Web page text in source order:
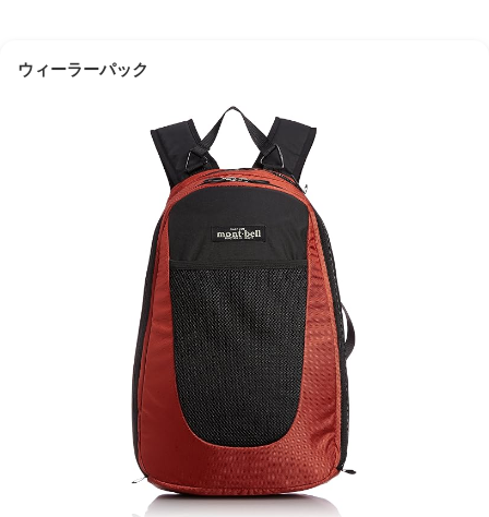
ウィーラーパック